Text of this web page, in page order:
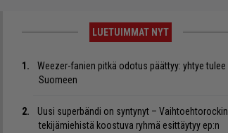
LUETUIMMAT NYT
Weezer-fanien pitkä odotus päättyy: yhtye tulee
Suomeen
Uusi superbändi on syntynyt – Vaihtoehtorockin
tekijämiehistä koostuva ryhmä esittäytyy ep:n